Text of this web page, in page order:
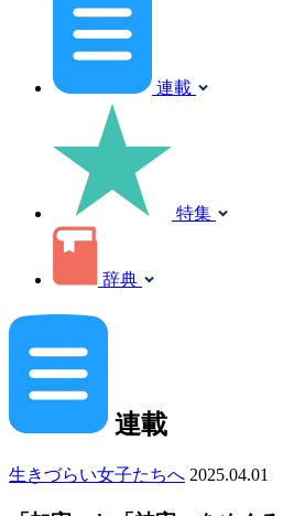
連載
特集
辞典
連載
生きづらい女子たちへ 2025.04.01